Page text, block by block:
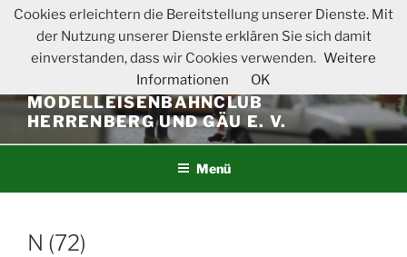
Zum
springen
MODELLEISENBAHNCLUB
HERRENBERG UND GÄU E. V.
Menü
N (72)
Cookies erleichtern die Bereitstellung unserer Dienste. Mit
der Nutzung unserer Dienste erklären Sie sich damit
einverstanden, dass wir Cookies verwenden. Weitere
Informationen
OK